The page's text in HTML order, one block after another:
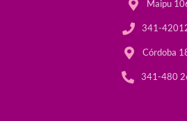
Maipu
341-
Córdoba
341-480